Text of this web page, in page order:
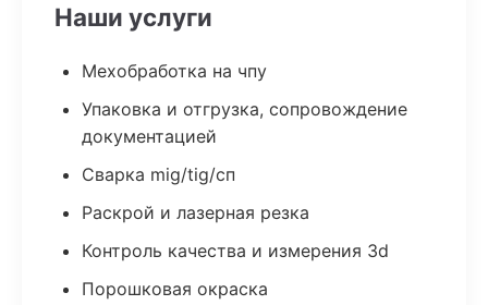
Наши услуги
Мехобработка на чпу
Упаковка и отгрузка, сопровождение
документацией
Сварка mig/tig/сп
Раскрой и лазерная резка
Контроль качества и измерения 3d
Порошковая окраска